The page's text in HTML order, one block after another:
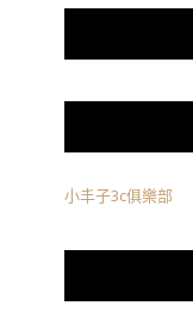
小丰子3c俱樂部